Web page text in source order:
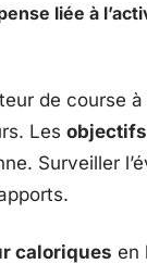
liée à
de course
Les objectifs
Surveiller
caloriques en